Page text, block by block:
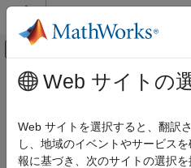
コンテンツへスキップ
オフキャンバス
ドキュメンテーションのホーム
Block and Blockset Authoring
Author Block Algorithms
メインコンテンツ
ssSetStateAbsTol
Set the absolute tolerance
specific S-function continuous
Web サイトの
Web サイトを選択すると、翻訳
し、地域のイベントやサービス
報に基づき、次のサイトの選択